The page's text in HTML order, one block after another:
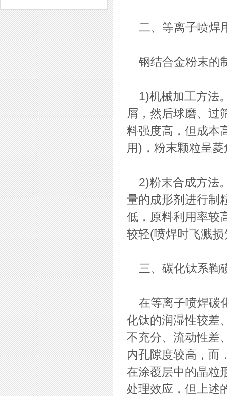
台湾万事达切削科技
二、等离子喷焊
钢结合金粉末的
1)机械加工方法
屑，然后球磨、过
料强度高，但成本
用)，粉末颗粒呈
2)粉末合成方法
量的成形剂进行制
低，原料利用率较
较轻(喷焊时飞溅
三、碳化钛系鞫
在等离子喷焊碳
化钛的润湿性较差
不充分、流动性差
内孔隙度较高，而
在涂覆层中的晶粒
处理效应，但上述